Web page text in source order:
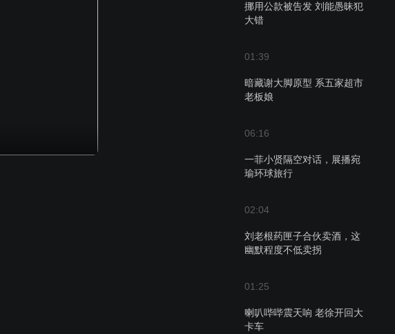
挪用公款被告发 刘能愚昧犯
大错
01:39
暗藏谢大脚原型 系五家超市
老板娘
06:16
一菲小贤隔空对话，展播宛
瑜环球旅行
02:04
刘老根药匣子合伙卖酒，这
幽默程度不低卖拐
01:25
喇叭哔哔震天响 老徐开回大
卡车